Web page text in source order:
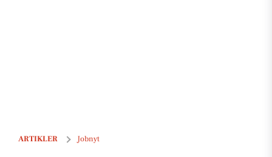
ARTIKLER Jobnyt
Bliv shop manager i København eller souschef i Nordsjælland for